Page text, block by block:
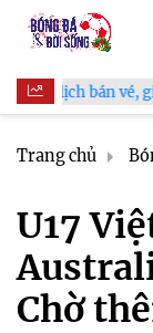
vé, giá vé bán kết
Trang chủ
U17
Chờ